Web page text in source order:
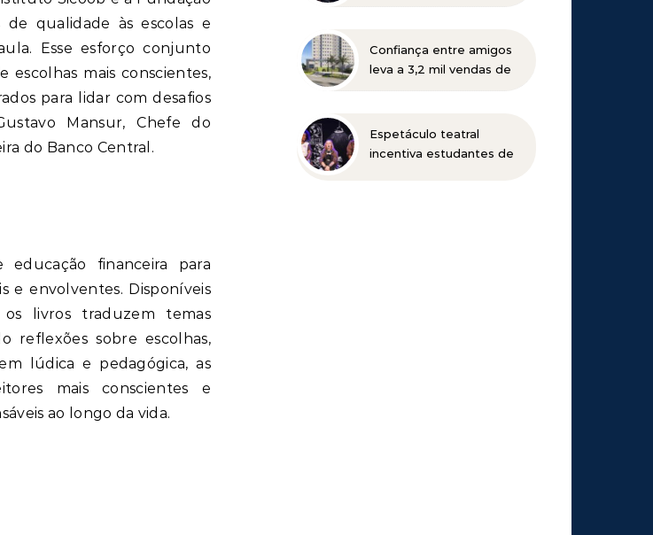
de qualidade às escolas e
Esse esforço conjunto
mais conscientes,
para lidar com desafios
Mansur, Chefe do
do Banco Central.
educação financeira para
e envolventes. Disponíveis
livros traduzem temas
reflexões sobre escolhas,
lúdica e pedagógica, as
mais conscientes e
ao longo da vida.
para os municípios
mineradores e afetados
Confiança entre amigos
leva a 3,2 mil vendas de
Espetáculo teatral
incentiva estudantes de